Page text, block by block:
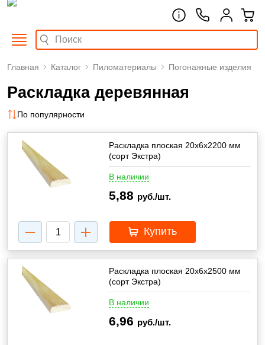
Главная Каталог Пиломатериалы Погонажные изделия
Раскладка деревянная
По популярности
Раскладка плоская 20х6х2200 мм
(сорт Экстра)
В наличии
5,88 руб./шт.
Купить
Раскладка плоская 20х6х2500 мм
(сорт Экстра)
В наличии
6,96 руб./шт.